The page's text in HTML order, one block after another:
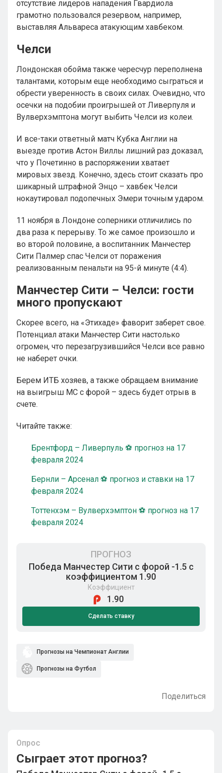
отсутствие лидеров нападения Гвардиола
грамотно пользовался резервом, например,
выставляя Альвареса атакующим хавбеком.
Челси
Лондонская обойма также чересчур переполнена
талантами, которым еще необходимо сыграться и
обрести уверенность в своих силах. Очевидно, что
осечки на подобии проигрышей от Ливерпуля и
Вулверхэмптона могут выбить Челси из колеи.
И все-таки ответный матч Кубка Англии на
выезде против Астон Виллы лишний раз доказал,
что у Почетинно в распоряжении хватает
мировых звезд. Конечно, здесь стоит сказать про
шикарный штрафной Энцо – хавбек Челси
нокаутировал подопечных Эмери точным ударом.
11 ноября в Лондоне соперники отличились по
два раза к перерыву. То же самое произошло и
во второй половине, а воспитанник Манчестер
Сити Палмер спас Челси от поражения
реализованным пенальти на 95-й минуте (4:4).
Манчестер Сити – Челси: гости
много пропускают
Скорее всего, на «Этихаде» фаворит заберет свое.
Потенциал атаки Манчестер Сити настолько
огромен, что перезагрузившийся Челси все равно
не наберет очки.
Берем ИТБ хозяев, а также обращаем внимание
на выигрыш МС с форой – здесь будет отрыв в
счете.
Читайте также:
Брентфорд – Ливерпуль ⚽ прогноз на 17
февраля 2024
Бернли – Арсенал ⚽ прогноз и ставки на 17
февраля 2024
Тоттенхэм – Вулверхэмптон ⚽ прогноз на 17
февраля 2024
ПРОГНОЗ
Победа Манчестер Сити с форой -1.5 с
коэффициентом 1.90
Коэффициент
1.90
Сделать ставку
Прогнозы на Чемпионат Англии
Прогнозы на Футбол
Поделиться
Опрос
Сыграет этот прогноз?